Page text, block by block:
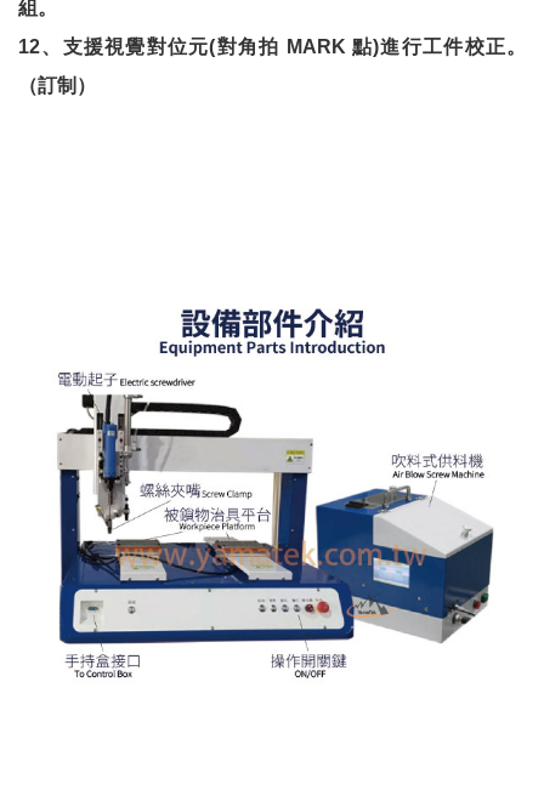
組。
12、支援視覺對位元(對角拍 MARK 點)進行工件校正。
（訂制）